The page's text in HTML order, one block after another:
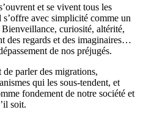
et se vivent tous les
avec simplicité comme un
Bienveillance, curiosité, altérité,
des regards et des imaginaires…
de nos préjugés.
parler des migrations,
qui les sous-tendent, et
fondement de notre société et
soit.